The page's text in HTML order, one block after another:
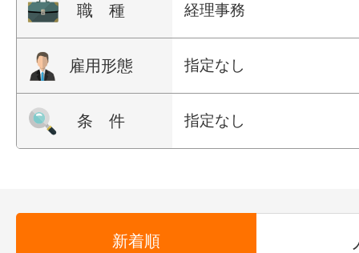
職 種 経理事務
雇用形態 指定なし
条 件 指定なし
新着順